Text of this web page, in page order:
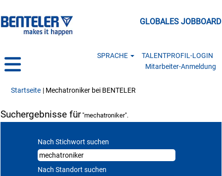
GLOBALES JOBBOARD
SPRACHE
TALENTPROFIL-LOGIN
Mitarbeiter-Anmeldung
Startseite | Mechatroniker bei BENTELER
Suchergebnisse für"mechatroniker".
Nach Stichwort suchen
Nach Standort suchen